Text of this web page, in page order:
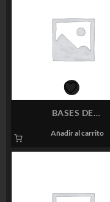
BASES DE
ALLANSON
Añadir al carrito